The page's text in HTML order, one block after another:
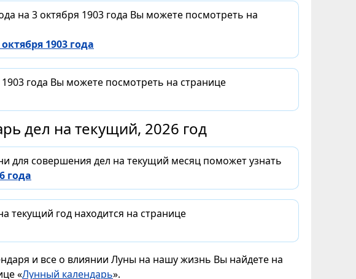
на 3 октября 1903 года Вы можете посмотреть на
1903 года
года Вы можете посмотреть на странице
дел на текущий, 2026 год
для совершения дел на текущий месяц поможет узнать
года
текущий год находится на странице
и все о влиянии Луны на нашу жизнь Вы найдете на
«Лунный календарь».